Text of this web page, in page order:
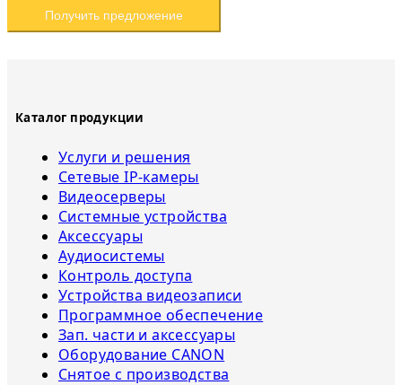
Получить предложение
Каталог продукции
Услуги и решения
Сетевые IP-камеры
Видеосерверы
Системные устройства
Аксессуары
Аудиосистемы
Контроль доступа
Устройства видеозаписи
Программное обеспечение
Зап. части и аксессуары
Оборудование CANON
Снятое с прoизвoдства